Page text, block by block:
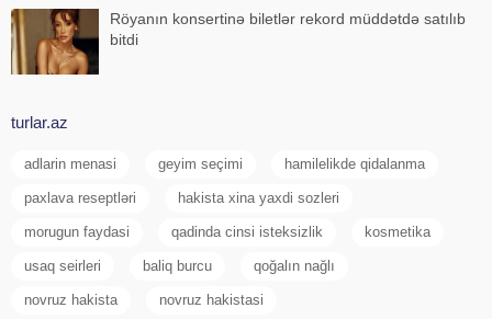
Röyanın konsertinə biletlər rekord müddətdə satılıb
bitdi
turlar.az
adlarin menasi geyim seçimi hamilelikde qidalanma
paxlava reseptləri hakista xina yaxdi sozleri
morugun faydasi qadinda cinsi isteksizlik kosmetika
usaq seirleri baliq burcu qoğalın nağlı
novruz hakista novruz hakistasi